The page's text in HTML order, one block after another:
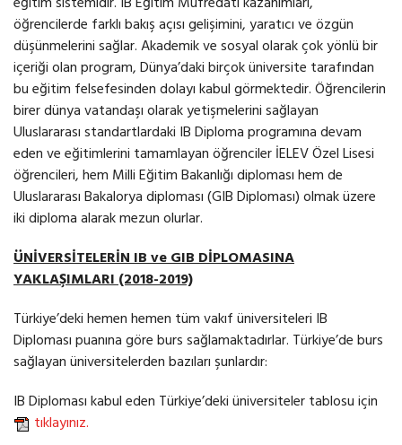
öğrencilerde farklı bakış açısı gelişimini, yaratıcı ve özgün
düşünmelerini sağlar. Akademik ve sosyal olarak çok yönlü bir
içeriği olan program, Dünya’daki birçok üniversite tarafından
bu eğitim felsefesinden dolayı kabul görmektedir. Öğrencilerin
birer dünya vatandaşı olarak yetişmelerini sağlayan
Uluslararası standartlardaki IB Diploma programına devam
eden ve eğitimlerini tamamlayan öğrenciler İELEV Özel Lisesi
öğrencileri, hem Milli Eğitim Bakanlığı diploması hem de
Uluslararası Bakalorya diploması (GIB Diploması) olmak üzere
iki diploma alarak mezun olurlar.
ÜNİVERSİTELERİN IB ve GIB DİPLOMASINA
YAKLAŞIMLARI (2018-2019)
Türkiye’deki hemen hemen tüm vakıf üniversiteleri IB
Diploması puanına göre burs sağlamaktadırlar. Türkiye’de burs
sağlayan üniversitelerden bazıları şunlardır:
IB Diploması kabul eden Türkiye’deki üniversiteler tablosu için
tıklayınız.